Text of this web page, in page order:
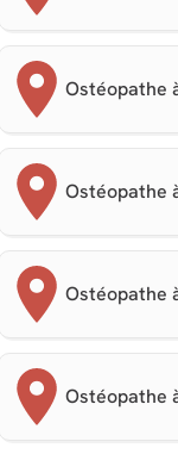
Ostéopathe
Ostéopathe
Ostéopathe
Ostéopathe